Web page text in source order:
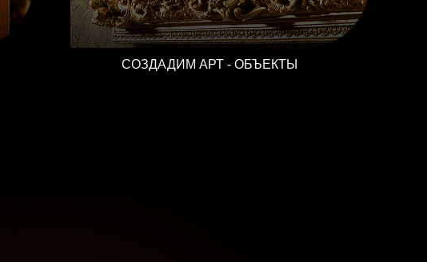
получать готовый продукт и продавать.
СОЗДАДИМ АРТ - ОБЪЕКТЫ